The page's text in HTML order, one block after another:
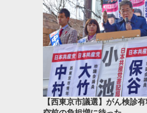
【西東京市議選】がん検診